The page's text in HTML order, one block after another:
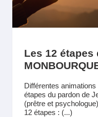
Les 12 étapes
Différentes
étapes du pardon de
(prêtre et
12 étapes : (...)